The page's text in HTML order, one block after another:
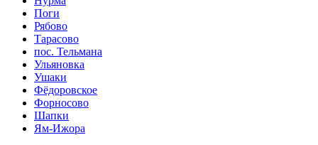
Поги
Рябово
Тарасово
пос. Тельмана
Ульяновка
Ушаки
Фёдоровское
Форносово
Шапки
Ям-Ижора